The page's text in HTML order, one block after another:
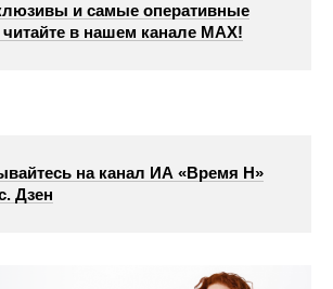
и самые оперативные
читайте в нашем канале МАХ!
на канал ИА «Время Н»
Дзен